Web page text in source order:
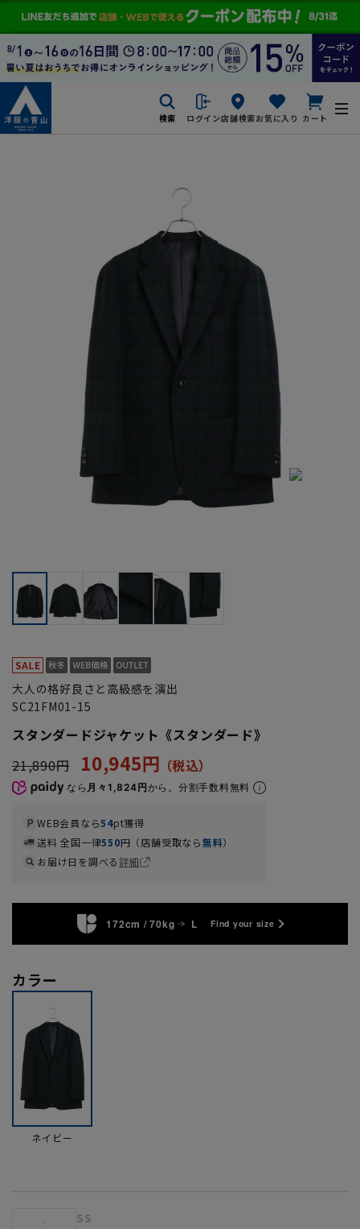
検索 ログイン店舗検索お気に入り カート
大人の格好良さと高級感を演出
SC21FM01-15
スタンダードジャケット《スタンダード》
21,890円
10,945円
なら 月々1,824円から。分割手数料無料
WEB会員なら54pt獲得
送料 全国一律550円（店舗受取なら無料）
お届け日を調べる詳細
172cm / 70kg L Find your size
カラー
ネイビー
SS